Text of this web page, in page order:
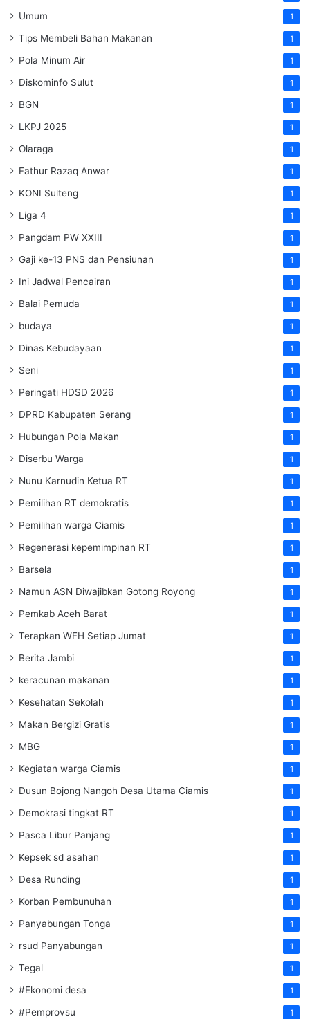
Umum 1
Tips Membeli Bahan Makanan 1
Pola Minum Air 1
Diskominfo Sulut 1
BGN 1
LKPJ 2025 1
Olaraga 1
Fathur Razaq Anwar 1
KONI Sulteng 1
Liga 4 1
Pangdam PW XXIII 1
Gaji ke-13 PNS dan Pensiunan 1
Ini Jadwal Pencairan 1
Balai Pemuda 1
budaya 1
Dinas Kebudayaan 1
Seni 1
Peringati HDSD 2026 1
DPRD Kabupaten Serang 1
Hubungan Pola Makan 1
Diserbu Warga 1
Nunu Karnudin Ketua RT 1
Pemilihan RT demokratis 1
Pemilihan warga Ciamis 1
Regenerasi kepemimpinan RT 1
Barsela 1
Namun ASN Diwajibkan Gotong Royong 1
Pemkab Aceh Barat 1
Terapkan WFH Setiap Jumat 1
Berita Jambi 1
keracunan makanan 1
Kesehatan Sekolah 1
Makan Bergizi Gratis 1
MBG 1
Kegiatan warga Ciamis 1
Dusun Bojong Nangoh Desa Utama Ciamis 1
Demokrasi tingkat RT 1
Pasca Libur Panjang 1
Kepsek sd asahan 1
Desa Runding 1
Korban Pembunuhan 1
Panyabungan Tonga 1
rsud Panyabungan 1
Tegal 1
#Ekonomi desa 1
#Pemprovsu 1